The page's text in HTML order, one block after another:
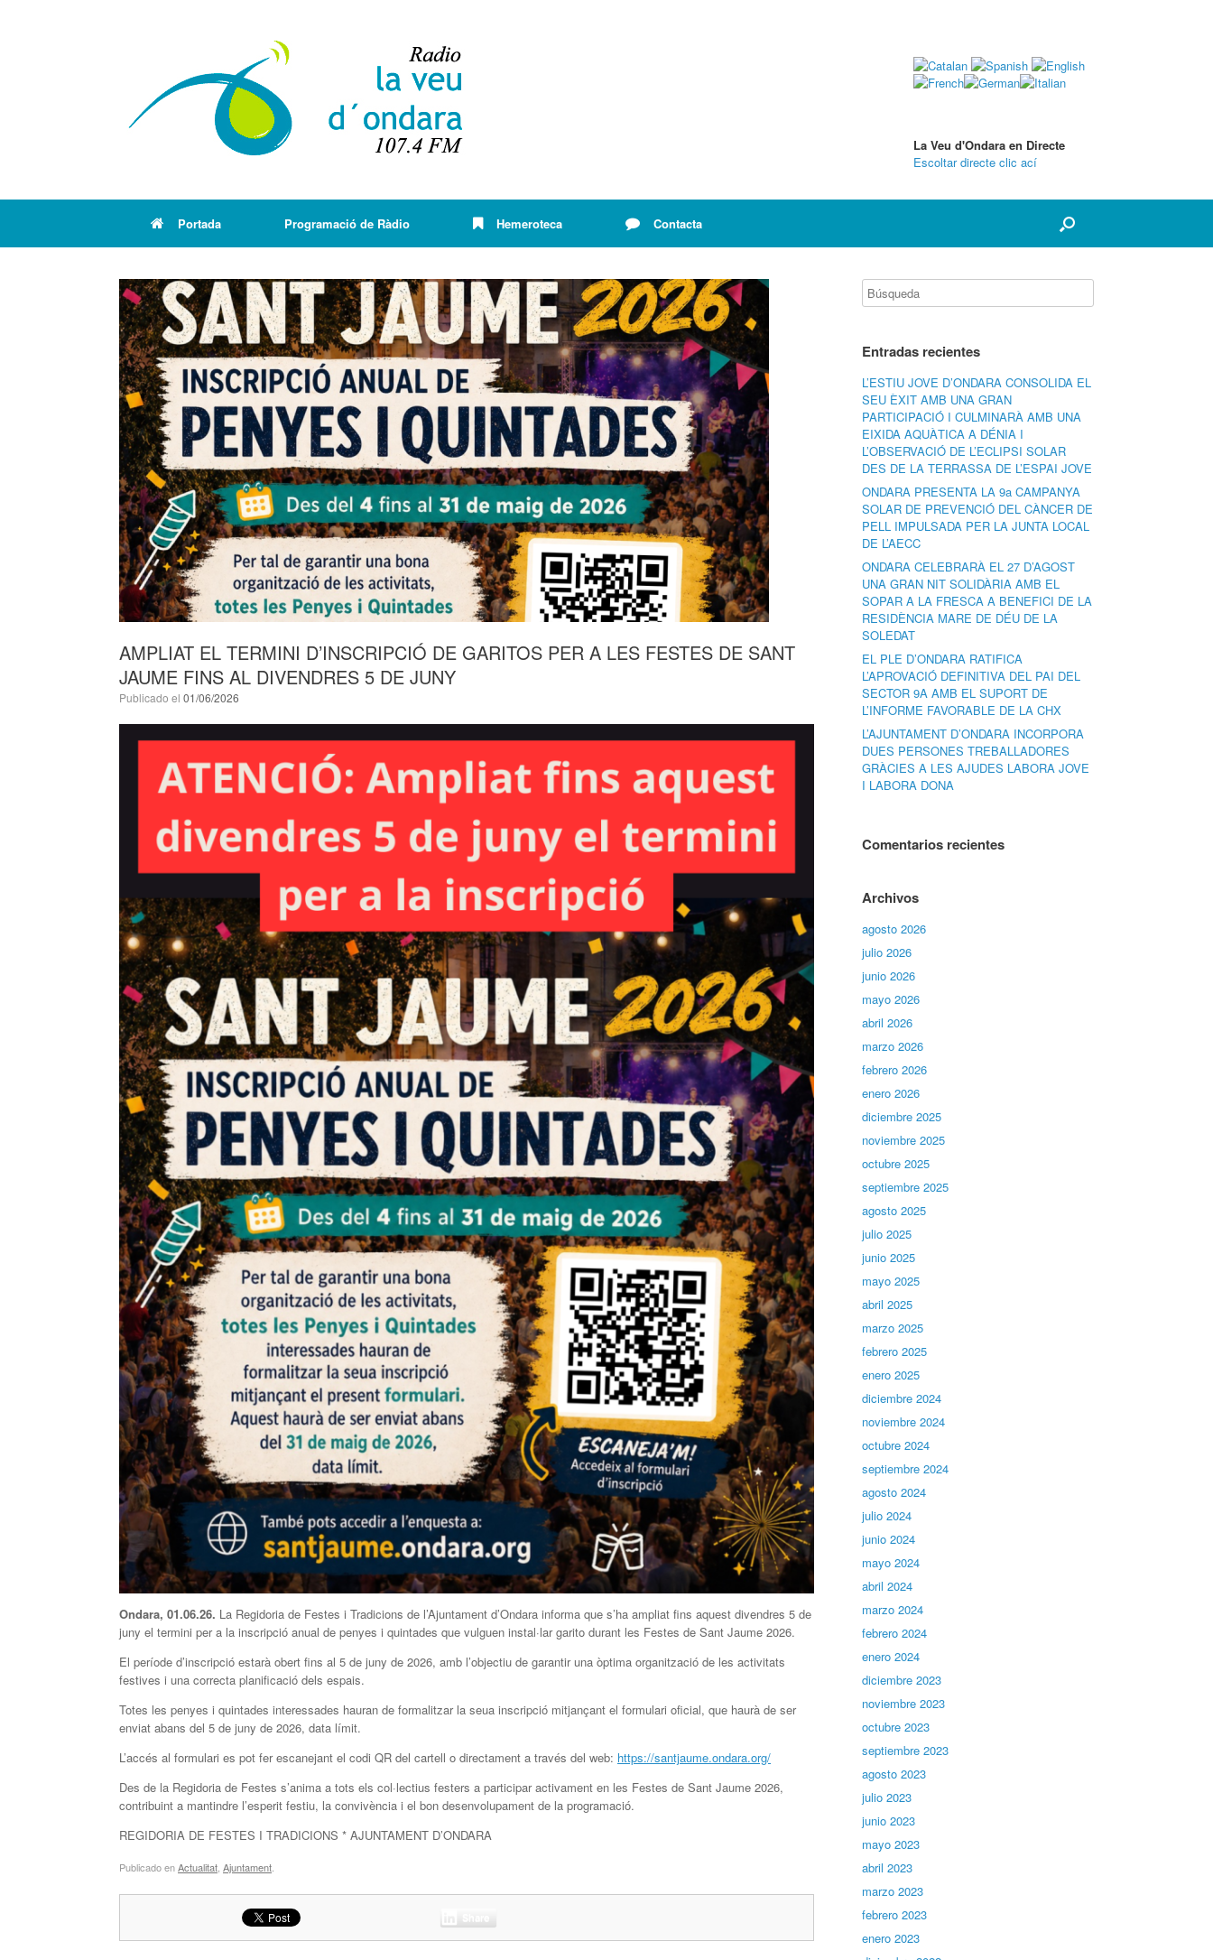
La Veu d'Ondara en Directe
Escoltar directe clic ací
Portada Programació de Ràdio Hemeroteca Contacta
AMPLIAT EL TERMINI D’INSCRIPCIÓ DE GARITOS PER A LES FESTES DE SANT
JAUME FINS AL DIVENDRES 5 DE JUNY
Publicado el 01/06/2026
Ondara, 01.06.26. La Regidoria de Festes i Tradicions de l’Ajuntament d’Ondara informa que s’ha ampliat fins aquest divendres 5 de
juny el termini per a la inscripció anual de penyes i quintades que vulguen instal·lar garito durant les Festes de Sant Jaume 2026.
El període d’inscripció estarà obert fins al 5 de juny de 2026, amb l’objectiu de garantir una òptima organització de les activitats
festives i una correcta planificació dels espais.
Totes les penyes i quintades interessades hauran de formalitzar la seua inscripció mitjançant el formulari oficial, que haurà de ser
enviat abans del 5 de juny de 2026, data límit.
L’accés al formulari es pot fer escanejant el codi QR del cartell o directament a través del web: https://santjaume.ondara.org/
Des de la Regidoria de Festes s’anima a tots els col·lectius festers a participar activament en les Festes de Sant Jaume 2026,
contribuint a mantindre l’esperit festiu, la convivència i el bon desenvolupament de la programació.
REGIDORIA DE FESTES I TRADICIONS * AJUNTAMENT D’ONDARA
Publicado enActualitat Ajuntament
Entradas recientes
L’ESTIU JOVE D’ONDARA CONSOLIDA EL
SEU ÈXIT AMB UNA GRAN
PARTICIPACIÓ I CULMINARÀ AMB UNA
EIXIDA AQUÀTICA A DÉNIA I
L’OBSERVACIÓ DE L’ECLIPSI SOLAR
DES DE LA TERRASSA DE L’ESPAI JOVE
ONDARA PRESENTA LA 9a CAMPANYA
SOLAR DE PREVENCIÓ DEL CÀNCER DE
PELL IMPULSADA PER LA JUNTA LOCAL
DE L’AECC
ONDARA CELEBRARÀ EL 27 D’AGOST
UNA GRAN NIT SOLIDÀRIA AMB EL
SOPAR A LA FRESCA A BENEFICI DE LA
RESIDÈNCIA MARE DE DÉU DE LA
SOLEDAT
EL PLE D’ONDARA RATIFICA
L’APROVACIÓ DEFINITIVA DEL PAI DEL
SECTOR 9A AMB EL SUPORT DE
L’INFORME FAVORABLE DE LA CHX
L’AJUNTAMENT D’ONDARA INCORPORA
DUES PERSONES TREBALLADORES
GRÀCIES A LES AJUDES LABORA JOVE
I LABORA DONA
Comentarios recientes
Archivos
agosto 2026
julio 2026
junio 2026
mayo 2026
abril 2026
marzo 2026
febrero 2026
enero 2026
diciembre 2025
noviembre 2025
octubre 2025
septiembre 2025
agosto 2025
julio 2025
junio 2025
mayo 2025
abril 2025
marzo 2025
febrero 2025
enero 2025
diciembre 2024
noviembre 2024
octubre 2024
septiembre 2024
agosto 2024
julio 2024
junio 2024
mayo 2024
abril 2024
marzo 2024
febrero 2024
enero 2024
diciembre 2023
noviembre 2023
octubre 2023
septiembre 2023
agosto 2023
julio 2023
junio 2023
mayo 2023
abril 2023
marzo 2023
febrero 2023
enero 2023